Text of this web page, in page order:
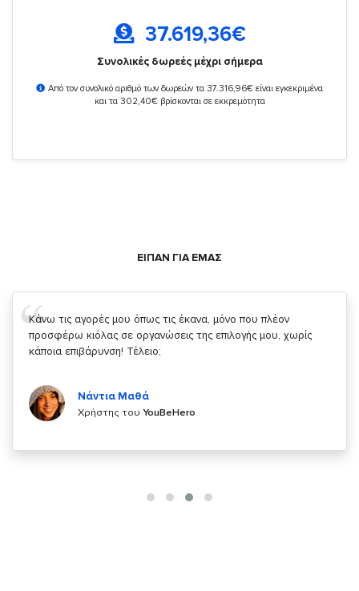
37.619,36€
Συνολικές δωρεές μέχρι σήμερα
Από τον συνολικό αριθμό των δωρεών τα 37.316,96€ είναι εγκεκριμένα
και τα 302,40€ βρίσκονται σε εκκρεμότητα
ΕΙΠΑΝ ΓΙΑ ΕΜΑΣ
Σας ευχαριστώ που μας δίνετε την δυνατότητα να κάνουμε
κάτι!
Χρήστης τουYouBeHero